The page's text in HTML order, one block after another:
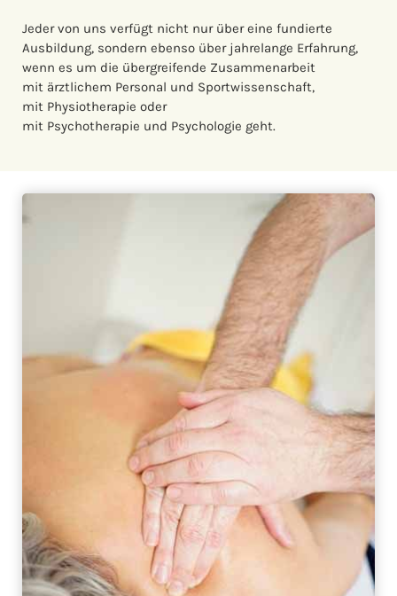
Jeder von uns verfügt nicht nur über eine fundierte
Ausbildung, sondern ebenso über jahrelange Erfahrung,
wenn es um die übergreifende Zusammenarbeit
mit ärztlichem Personal und Sportwissenschaft,
mit Physiotherapie oder
mit Psychotherapie und Psychologie geht.